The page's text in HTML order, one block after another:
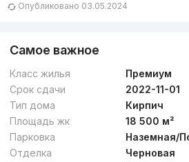
Опубликовано 03.05.2024
Самое важное
Класс жилья
Премиум
Срок сдачи
2022-11-01
Тип дома
Кирпич
Площадь жк
18 500 м²
Парковка
Наземная/
Отделка
Черновая